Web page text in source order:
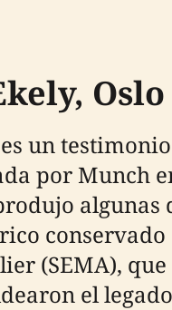
Oslo
un
por Munch
algunas
(SEMA),
el